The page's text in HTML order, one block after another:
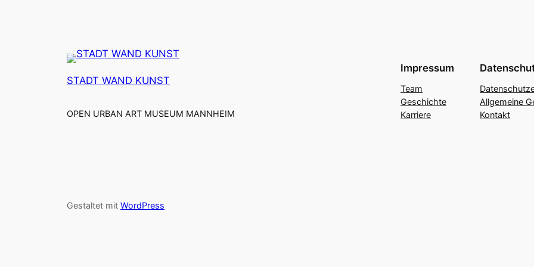
STADT WAND KUNST
OPEN URBAN ART MUSEUM MANNHEIM
Impressum
Team
Geschichte
Karriere
Allgemeine
Kontakt
Gestaltet mit WordPress